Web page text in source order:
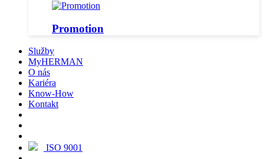
Promotion
Služby
MyHERMAN
O nás
Kariéra
Know-How
Kontakt
ISO 9001